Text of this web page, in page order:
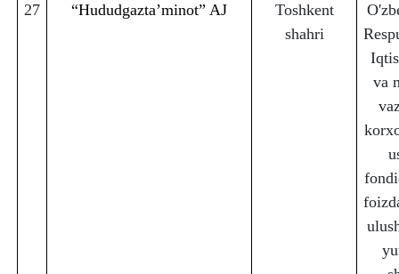
27 “Hududgaztaʼminot” AJ
Toshkent
shahri
va